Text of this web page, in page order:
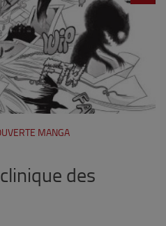
MANGA
des